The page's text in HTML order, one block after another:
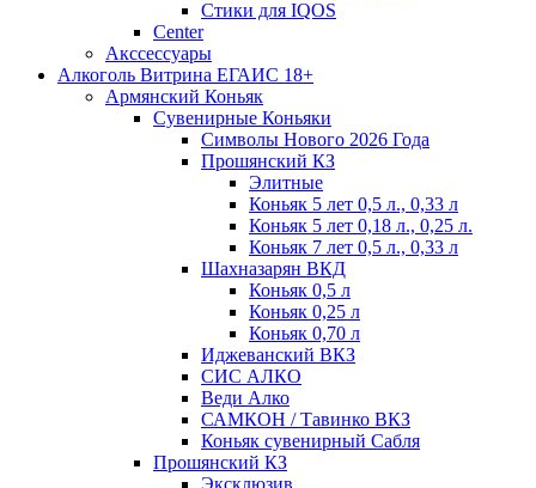
Стики для IQOS
Сenter
Акссессуары
Алкоголь Витрина ЕГАИС 18+
Армянский Коньяк
Сувенирные Коньяки
Символы Нового 2026 Года
Прошянский КЗ
Элитные
Коньяк 5 лет 0,5 л., 0,33 л
Коньяк 5 лет 0,18 л., 0,25 л.
Коньяк 7 лет 0,5 л., 0,33 л
Шахназарян ВКД
Коньяк 0,5 л
Коньяк 0,25 л
Коньяк 0,70 л
Иджеванский ВКЗ
СИС АЛКО
Веди Алко
САМКОН / Тавинко ВКЗ
Коньяк сувенирный Сабля
Прошянский КЗ
Эксклюзив